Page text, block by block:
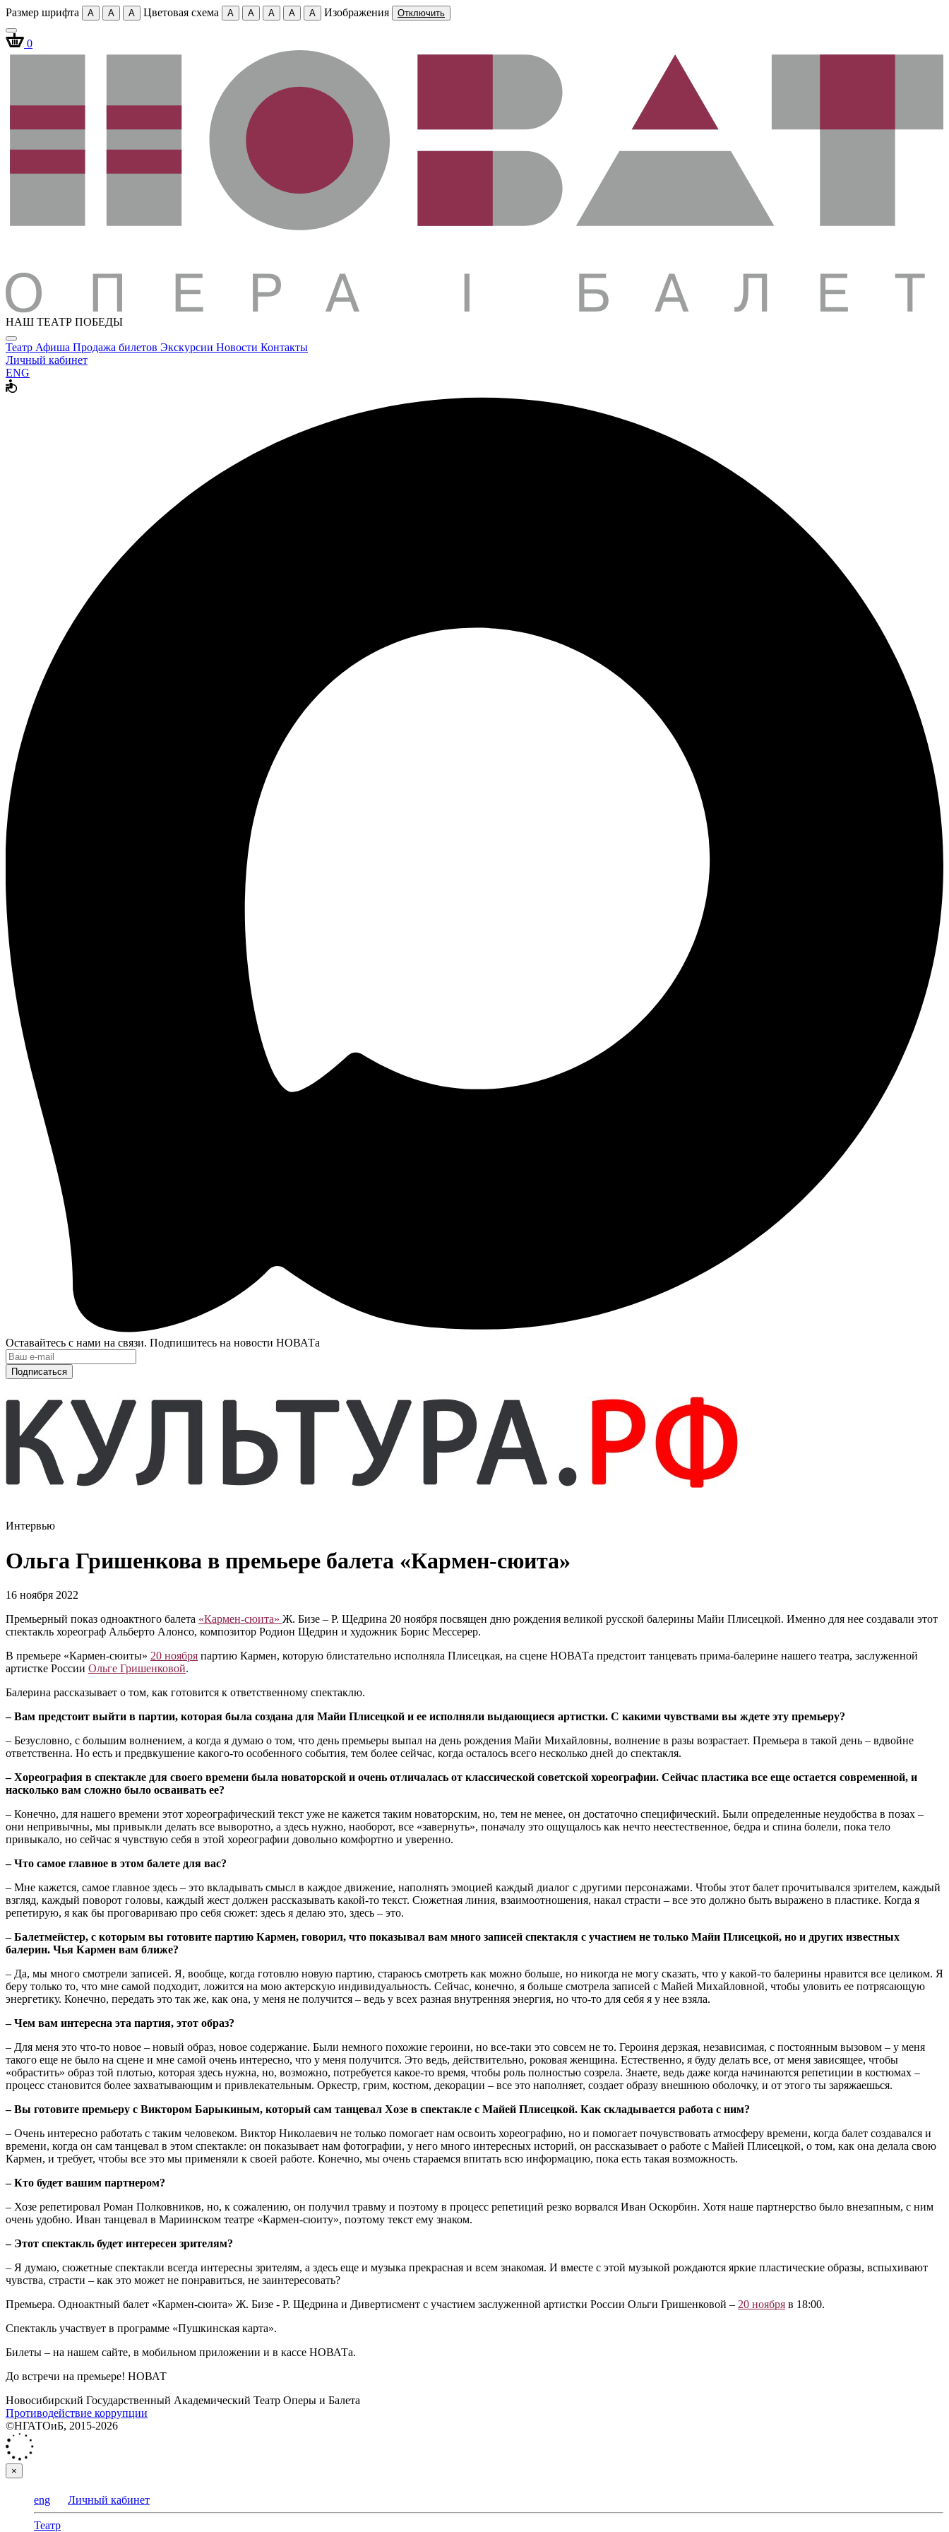
Размер шрифта A A A Цветовая схема A A A A A Изображения Отключить
0
НАШ ТЕАТР ПОБЕДЫ
Театр Афиша Продажа билетов Экскурсии Новости Контакты
Личный кабинет
ENG
Оставайтесь с нами на связи. Подпишитесь на новости НОВАТа
Подписаться
Интервью
Ольга Гришенкова в премьере балета «Кармен-сюита»
16 ноября 2022
Премьерный показ одноактного балета «Кармен-сюита» Ж. Бизе – Р. Щедрина 20 ноября посвящен дню рождения великой русской балерины Майи Плисецкой. Именно для нее создавали этот
спектакль хореограф Альберто Алонсо, композитор Родион Щедрин и художник Борис Мессерер.
В премьере «Кармен-сюиты» 20 ноября партию Кармен, которую блистательно исполняла Плисецкая, на сцене НОВАТа предстоит танцевать прима-балерине нашего театра, заслуженной
артистке России Ольге Гришенковой.
Балерина рассказывает о том, как готовится к ответственному спектаклю.
– Вам предстоит выйти в партии, которая была создана для Майи Плисецкой и ее исполняли выдающиеся артистки. С какими чувствами вы ждете эту премьеру?
– Безусловно, с большим волнением, а когда я думаю о том, что день премьеры выпал на день рождения Майи Михайловны, волнение в разы возрастает. Премьера в такой день – вдвойне
ответственна. Но есть и предвкушение какого-то особенного события, тем более сейчас, когда осталось всего несколько дней до спектакля.
– Хореография в спектакле для своего времени была новаторской и очень отличалась от классической советской хореографии. Сейчас пластика все еще остается современной, и
насколько вам сложно было осваивать ее?
– Конечно, для нашего времени этот хореографический текст уже не кажется таким новаторским, но, тем не менее, он достаточно специфический. Были определенные неудобства в позах –
они непривычны, мы привыкли делать все выворотно, а здесь нужно, наоборот, все «завернуть», поначалу это ощущалось как нечто неестественное, бедра и спина болели, пока тело
привыкало, но сейчас я чувствую себя в этой хореографии довольно комфортно и уверенно.
– Что самое главное в этом балете для вас?
– Мне кажется, самое главное здесь – это вкладывать смысл в каждое движение, наполнять эмоцией каждый диалог с другими персонажами. Чтобы этот балет прочитывался зрителем, каждый
взгляд, каждый поворот головы, каждый жест должен рассказывать какой-то текст. Сюжетная линия, взаимоотношения, накал страсти – все это должно быть выражено в пластике. Когда я
репетирую, я как бы проговариваю про себя сюжет: здесь я делаю это, здесь – это.
– Балетмейстер, с которым вы готовите партию Кармен, говорил, что показывал вам много записей спектакля с участием не только Майи Плисецкой, но и других известных
балерин. Чья Кармен вам ближе?
– Да, мы много смотрели записей. Я, вообще, когда готовлю новую партию, стараюсь смотреть как можно больше, но никогда не могу сказать, что у какой-то балерины нравится все целиком. Я
беру только то, что мне самой подходит, ложится на мою актерскую индивидуальность. Сейчас, конечно, я больше смотрела записей с Майей Михайловной, чтобы уловить ее потрясающую
энергетику. Конечно, передать это так же, как она, у меня не получится – ведь у всех разная внутренняя энергия, но что-то для себя я у нее взяла.
– Чем вам интересна эта партия, этот образ?
– Для меня это что-то новое – новый образ, новое содержание. Были немного похожие героини, но все-таки это совсем не то. Героиня дерзкая, независимая, с постоянным вызовом – у меня
такого еще не было на сцене и мне самой очень интересно, что у меня получится. Это ведь, действительно, роковая женщина. Естественно, я буду делать все, от меня зависящее, чтобы
«обрастить» образ той плотью, которая здесь нужна, но, возможно, потребуется какое-то время, чтобы роль полностью созрела. Знаете, ведь даже когда начинаются репетиции в костюмах –
процесс становится более захватывающим и привлекательным. Оркестр, грим, костюм, декорации – все это наполняет, создает образу внешнюю оболочку, и от этого ты заряжаешься.
– Вы готовите премьеру с Виктором Барыкиным, который сам танцевал Хозе в спектакле с Майей Плисецкой. Как складывается работа с ним?
– Очень интересно работать с таким человеком. Виктор Николаевич не только помогает нам освоить хореографию, но и помогает почувствовать атмосферу времени, когда балет создавался и
времени, когда он сам танцевал в этом спектакле: он показывает нам фотографии, у него много интересных историй, он рассказывает о работе с Майей Плисецкой, о том, как она делала свою
Кармен, и требует, чтобы все это мы применяли к своей работе. Конечно, мы очень стараемся впитать всю информацию, пока есть такая возможность.
– Кто будет вашим партнером?
– Хозе репетировал Роман Полковников, но, к сожалению, он получил травму и поэтому в процесс репетиций резко ворвался Иван Оскорбин. Хотя наше партнерство было внезапным, с ним
очень удобно. Иван танцевал в Мариинском театре «Кармен-сюиту», поэтому текст ему знаком.
– Этот спектакль будет интересен зрителям?
– Я думаю, сюжетные спектакли всегда интересны зрителям, а здесь еще и музыка прекрасная и всем знакомая. И вместе с этой музыкой рождаются яркие пластические образы, вспыхивают
чувства, страсти – как это может не понравиться, не заинтересовать?
Премьера. Одноактный балет «Кармен-сюита» Ж. Бизе - Р. Щедрина и Дивертисмент с участием заслуженной артистки России Ольги Гришенковой – 20 ноября в 18:00.
Спектакль участвует в программе «Пушкинская карта».
Билеты – на нашем сайте, в мобильном приложении и в кассе НОВАТа.
До встречи на премьере! НОВАТ
Новосибирский Государственный Академический Театр Оперы и Балета
Противодействие коррупции
©НГАТОиБ, 2015-2026
×
eng Личный кабинет
Театр